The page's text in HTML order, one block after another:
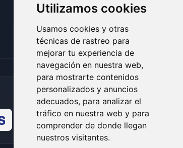
Utilizamos cookies
Usamos cookies y otras
técnicas de rastreo para
mejorar tu experiencia de
navegación en nuestra web,
para mostrarte contenidos
personalizados y anuncios
adecuados, para analizar el
tráfico en nuestra web y para
comprender de donde llegan
nuestros visitantes.